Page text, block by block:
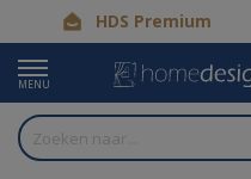
HDS Premium
MENU